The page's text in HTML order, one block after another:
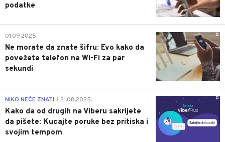
podatke
0
01.09.2025.
Ne morate da znate šifru: Evo kako da
povežete telefon na Wi-Fi za par
sekundi
0
NIKO NEĆE ZNATI 21.08.2025.
Kako da od drugih na Viberu sakrijete
da pišete: Kucajte poruke bez pritiska i
svojim tempom